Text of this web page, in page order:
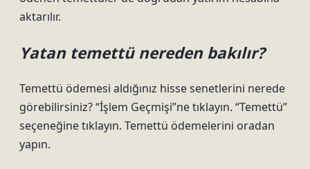
aktarılır.
Yatan temettü nereden bakılır?
Temettü ödemesi aldığınız hisse senetlerini nerede
görebilirsiniz? “İşlem Geçmişi”ne tıklayın. “Temettü”
seçeneğine tıklayın. Temettü ödemelerini oradan
yapın.